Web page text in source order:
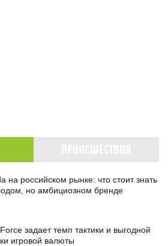
на российском рынке: что стоит знать
но амбициозном бренде
задает темп тактики и выгодной
игровой валюты